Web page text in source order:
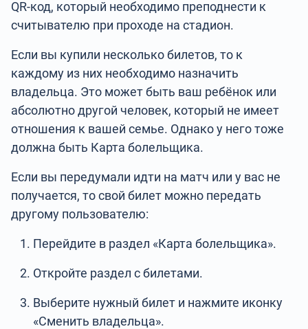
QR-код, который необходимо преподнести к
считывателю при проходе на стадион.
Если вы купили несколько билетов, то к
каждому из них необходимо назначить
владельца. Это может быть ваш ребёнок или
абсолютно другой человек, который не имеет
отношения к вашей семье. Однако у него тоже
должна быть Карта болельщика.
Если вы передумали идти на матч или у вас не
получается, то свой билет можно передать
другому пользователю:
Перейдите в раздел «Карта болельщика».
Откройте раздел с билетами.
Выберите нужный билет и нажмите иконку
«Сменить владельца».